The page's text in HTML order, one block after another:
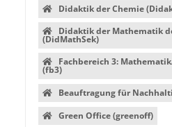
Didaktik der Chemie
Didaktik der Mathematik
(DidMathSek)
Fachbereich 3:
(fb3)
Beauftragung für
Green Office (greenoff)